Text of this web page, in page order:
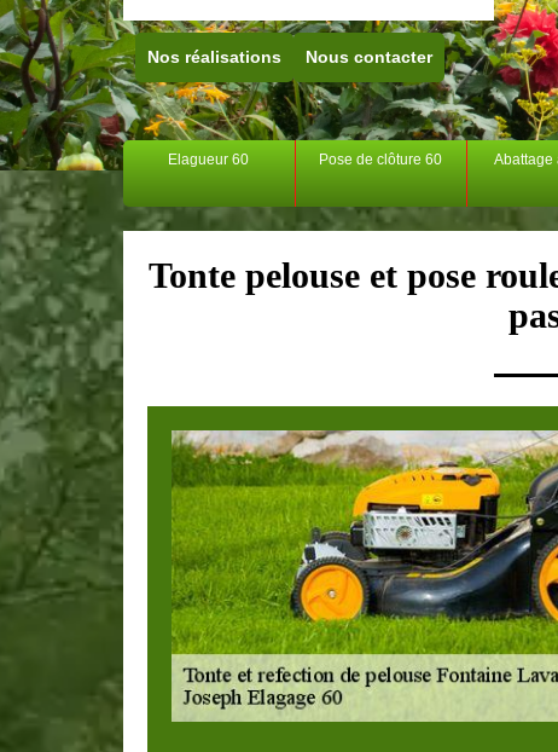
Nos réalisations Nous contacter
Elagueur 60 Pose de clôture 60 Abattage
Tonte pelouse et pose